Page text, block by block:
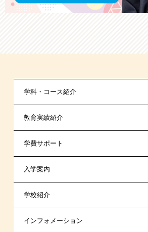
学科・コース紹介
国家公務員・地方公務員系
警察官・消防官系
税理士系
ビジネス系
医療事務系
教育実績紹介
学費サポート
高等教育の修学支援新制度
日本学生支援機構の奨学金
国の教育ローン
入学案内
一般入学
AO入学
学校紹介
在校生からあなたへ
インフォメーション